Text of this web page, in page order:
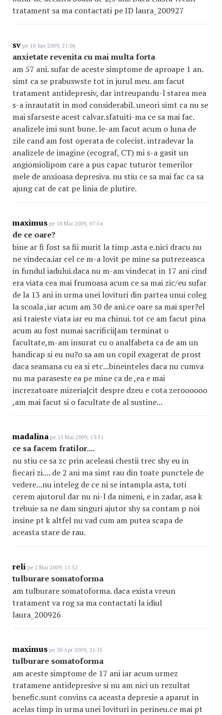
tratament sa ma contactati pe ID laura_200927
sv pe 10 Iun 2009, 21:06
anxietate revenita cu mai multa forta
am 57 ani. sufar de aceste simptome de aproape 1 an.
simt ca se prabuswste tot in jurul meu. am facut
tratament antidepresiv, dar intreupandu-l starea mea
s-a inrautatit in mod considerabil. uneori simt ca nu se
mai sfarseste acest calvar.sfatuiti-ma ce sa mai fac.
analizele imi sunt bune. le-am facut acum o luna de
zile cand am fost operata de colecist. intradevar la
analizele de imagine (ecograf, CT) mi s-a gasit un
angiomiolipom care a pus capac tuturor temerilor
mele de anxioasa depresiva. nu stiu ce sa mai fac ca sa
ajung cat de cat pe linia de plutire.
maximus pe 18 Mai 2009, 07:54
de ce oare?
bine ar fi fost sa fii murit la timp .asta e.nici dracu nu
ne vindeca.iar cel ce m-a lovit pe mine sa putrezeasca
in fundul iadului.daca nu m-am vindecat in 17 ani cind
era viata cea mai frumoasa acum ce sa mai zic/eu sufar
de la 13 ani in urma unei lovituri din partea unui coleg
la scoala ,iar acum am 30 de ani.ce oare sa mai sper?el
asi traieste viata iar eu ma chinui. tot ce am facut pina
acum au fost numai sacrificii[am terminat o
facultate,m-am insurat cu o analfabeta ca de am un
handicap si eu nu?o sa am un copil exagerat de prost
daca seamana cu ea si etc...bineinteles daca nu cumva
nu ma paraseste ea pe mine ca de ,ea e mai
increzatoare mizeria]cit despre dzeu e cota zeroooooo
,am mai facut si o facultate de al sustine...
madalina pe 15 Mai 2009, 13:51
ce sa facem fratilor....
nu stiu ce sa zc prin aceleasi chestii trec shy eu in
fiecari zi.... de 2 ani ma simt rau din toate punctele de
vedere...nu inteleg de ce ni se intampla asta, toti
cerem ajutorul dar nu ni-l da nimeni, e in zadar, asa k
trebuie sa ne dam singuri ajutor shy sa contam p noi
insine pt k altfel nu vad cum am putea scapa de
aceasta stare de rau.
reli pe 2 Mai 2009, 11:52
tulburare somatoforma
am tulburare somatoforma. daca exista vreun
tratament va rog sa ma contactati la idiul
laura_200926
maximus pe 30 Apr 2009, 21:15
tulburare somatoforma
am aceste simptome de 17 ani iar acum urmez
tratamene antidepresive si nu am nici un rezultat
benefic.sunt convins ca aceasta depresie a aparut in
acelas timp in urma unei lovituri in perineu.ce mai pt